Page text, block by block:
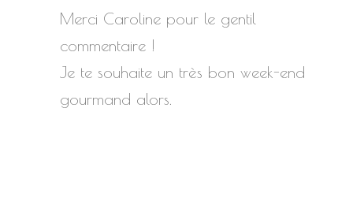
Merci Caroline pour le gentil
commentaire !
Je te souhaite un très bon week-end
gourmand alors.